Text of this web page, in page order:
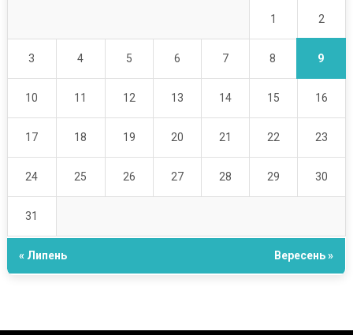
1 2
3 4 5 6 7 8 9
10 11 12 13 14 15 16
17 18 19 20 21 22 23
24 25 26 27 28 29 30
31
« Липень Вересень »